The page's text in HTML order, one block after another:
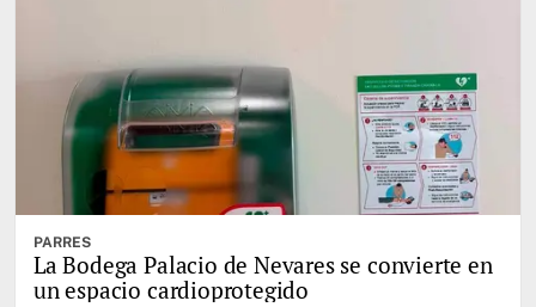
PARRES
La Bodega Palacio de Nevares se convierte en
un espacio cardioprotegido